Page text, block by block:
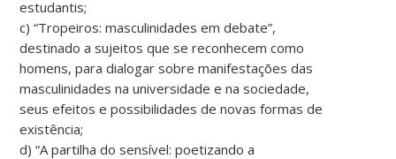
estudantis;
c) “Tropeiros: masculinidades em debate”,
destinado a sujeitos que se reconhecem como
homens, para dialogar sobre manifestações das
masculinidades na universidade e na sociedade,
seus efeitos e possibilidades de novas formas de
existência;
d) “A partilha do sensível: poetizando a